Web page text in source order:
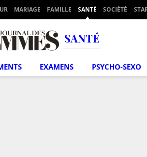
MARIAGE FAMILLE SANTÉ SOCIÉTÉ
SANTÉ
EXAMENS PSYCHO-SEXO